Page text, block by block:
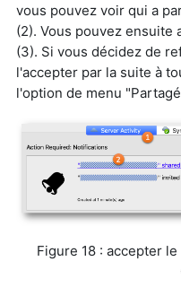
vous pouvez voir qui a
(2). Vous pouvez
(3). Si vous décidez de
l'accepter par la suite à
l'option de menu
Figure 18 : accepter